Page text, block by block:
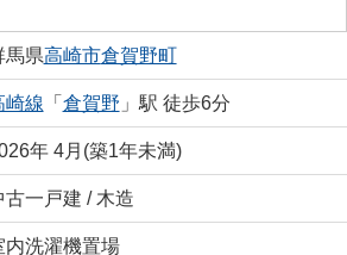
馬県高崎市倉賀野町
崎線 「 倉賀野 」駅 徒歩6分
年 4月(築1年未満)
古一戸建 / 木造
内洗濯機置場